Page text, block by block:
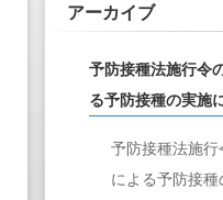
アーカイブ
予防接種法施行令
る予防接種の実施
予防接種法施
による予防接